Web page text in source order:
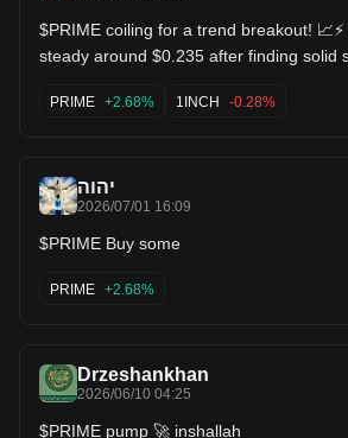
$PRIME coiling for a trend breakout! 📈⚡ $PRIME is holding
steady around $0.235 after finding solid
with moving averages starting to curl
push back toward the $0.35+ resistance zone!
PRIME +2.68% 1INCH -0.28%
יהוה
2026/07/01 16:09
$PRIME Buy some
PRIME +2.68%
Drzeshankhan
2026/06/10 04:25
$PRIME pump 🚀 inshallah